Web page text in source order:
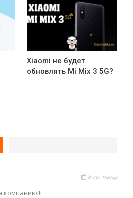
Xiaomi не будет
обновлять Mi Mix 3 5G?
8 лет назад
компанию!!!